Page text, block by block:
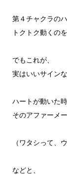
第４チャクラの
トクトク動くの
でもこれが、
実はいいサインな
ハートが動いた時
そのアファーメ
（ワタシって、
などと、